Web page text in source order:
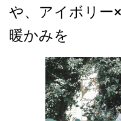
や、アイボリー
暖かみを